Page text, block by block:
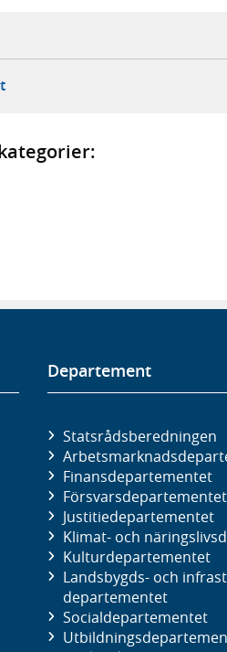
webbplats,
flik, extern webbplats,
- öppnar din e-postklient,
Departement
Statsrådsberedningen
Finans­departementet
Försvars­departementet
Justitie­departementet
Klimat- och
Kultur­departementet
Landsbygds- och
departementet
Social­departementet